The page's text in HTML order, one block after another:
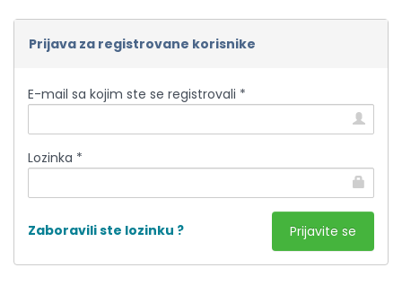
Prijava za registrovane korisnike
E-mail sa kojim ste se registrovali *
Lozinka *
Zaboravili ste lozinku ?